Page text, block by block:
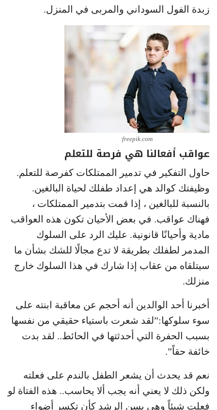
زبدة الفول السوداني والمربى في المنزل.
freepik.com
عواقب أفعالنا هي فرصة للتعلم
حاول التفكير في تدمير الممتلكات كفرصة للتعلم.
وظيفتك كوالد هي إعداد طفلك لحياة البالغين.
بالنسبة للبالغين ، إذا قمت بتدمير الممتلكات ،
فهناك عواقب. في بعض الأحيان تكون هذه العواقب
مادية وأحيانًا قانونية. عليك الرد على السلوك
المدمر لطفلك بطريقة لا تدع مجالًا للشك بشأن ما
سيتلقاه من عقاب إذا شارك في هذا السلوك خارج
منزلك.
أخبرنا أحد الوالدين أنه أحجم عن معاقبة ابنته على
سوء سلوكها:”لقد شعرت باستياء حقيقي من نفسها
بسبب الحفرة التي أحدثتها في الحائط.. لقد بدت
خائفة حقاً”.
نعم قد يحدث أن يشعر الطفل بالندم على فعلته
ولكن ذلك لا يعني أنه يجب ألا يحاسب.. هذه الفتاة لو
فعلت شيئاً وهي بسن الرشد كأن تكسر أضواء